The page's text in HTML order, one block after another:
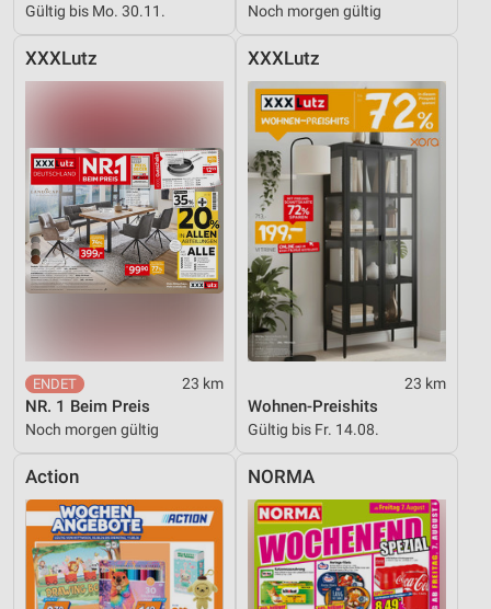
Gültig bis Mo. 30.11. Noch morgen gültig
XXXLutz
23 km
NR. 1 Beim Preis
Noch morgen gültig
XXXLutz
23 km
Wohnen-Preishits
Gültig bis Fr. 14.08.
Action NORMA